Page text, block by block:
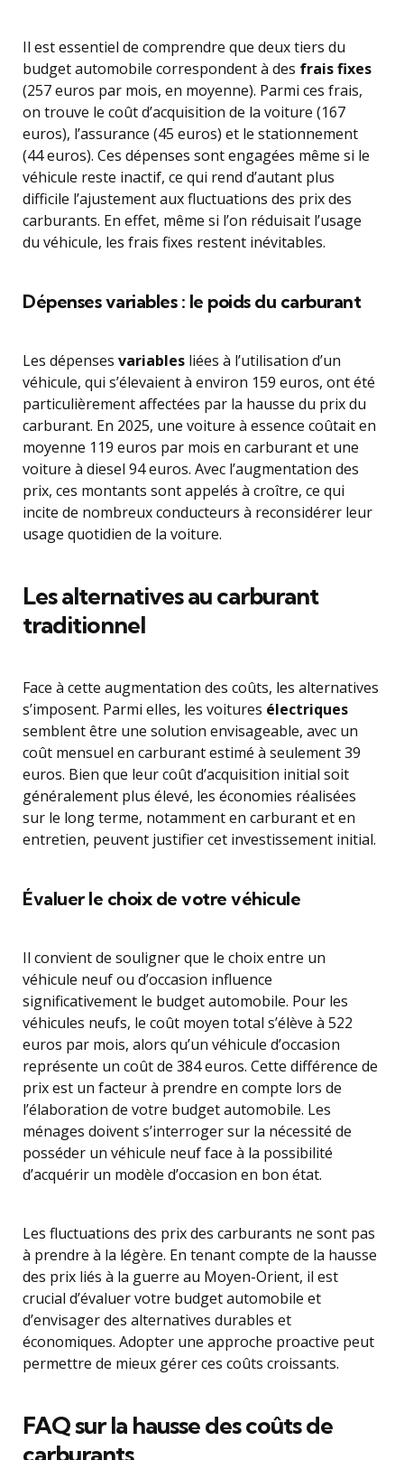
Il est essentiel de comprendre que deux tiers du
budget automobile correspondent à des frais fixes
(257 euros par mois, en moyenne). Parmi ces frais,
on trouve le coût d’acquisition de la voiture (167
euros), l’assurance (45 euros) et le stationnement
(44 euros). Ces dépenses sont engagées même si le
véhicule reste inactif, ce qui rend d’autant plus
difficile l’ajustement aux fluctuations des prix des
carburants. En effet, même si l’on réduisait l’usage
du véhicule, les frais fixes restent inévitables.
Dépenses variables : le poids du carburant
Les dépenses variables liées à l’utilisation d’un
véhicule, qui s’élevaient à environ 159 euros, ont été
particulièrement affectées par la hausse du prix du
carburant. En 2025, une voiture à essence coûtait en
moyenne 119 euros par mois en carburant et une
voiture à diesel 94 euros. Avec l’augmentation des
prix, ces montants sont appelés à croître, ce qui
incite de nombreux conducteurs à reconsidérer leur
usage quotidien de la voiture.
Les alternatives au carburant
traditionnel
Face à cette augmentation des coûts, les alternatives
s’imposent. Parmi elles, les voitures électriques
semblent être une solution envisageable, avec un
coût mensuel en carburant estimé à seulement 39
euros. Bien que leur coût d’acquisition initial soit
généralement plus élevé, les économies réalisées
sur le long terme, notamment en carburant et en
entretien, peuvent justifier cet investissement initial.
Évaluer le choix de votre véhicule
Il convient de souligner que le choix entre un
véhicule neuf ou d’occasion influence
significativement le budget automobile. Pour les
véhicules neufs, le coût moyen total s’élève à 522
euros par mois, alors qu’un véhicule d’occasion
représente un coût de 384 euros. Cette différence de
prix est un facteur à prendre en compte lors de
l’élaboration de votre budget automobile. Les
ménages doivent s’interroger sur la nécessité de
posséder un véhicule neuf face à la possibilité
d’acquérir un modèle d’occasion en bon état.
Les fluctuations des prix des carburants ne sont pas
à prendre à la légère. En tenant compte de la hausse
des prix liés à la guerre au Moyen-Orient, il est
crucial d’évaluer votre budget automobile et
d’envisager des alternatives durables et
économiques. Adopter une approche proactive peut
permettre de mieux gérer ces coûts croissants.
FAQ sur la hausse des coûts de